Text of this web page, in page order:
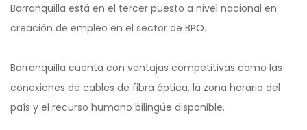
Barranquilla está en el tercer puesto a nivel nacional en
creación de empleo en el sector de BPO.
Barranquilla cuenta con ventajas competitivas como las
conexiones de cables de fibra óptica, la zona horaria del
país y el recurso humano bilingüe disponible.